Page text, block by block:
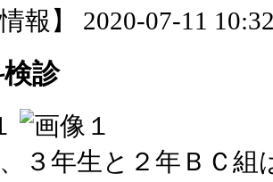
情報】 2020-07-11
診
３年生と２年ＢＣ組